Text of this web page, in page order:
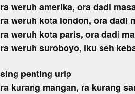
ra weruh amerika, ora dadi
ra weruh kota london, ora dadi
ra weruh kota paris, ora dadi
ra weruh suroboyo, iku seh
sing penting urip
ra kurang mangan, ra kurang